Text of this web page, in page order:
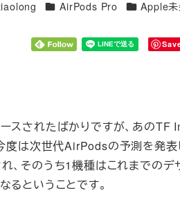
カテゴリー
AirPods Pro カテゴリー
Apple
スされたばかりですが、あのTF
度は次世代AirPodsの予測を発
、そのうち1機種はこれまでの
るということです。